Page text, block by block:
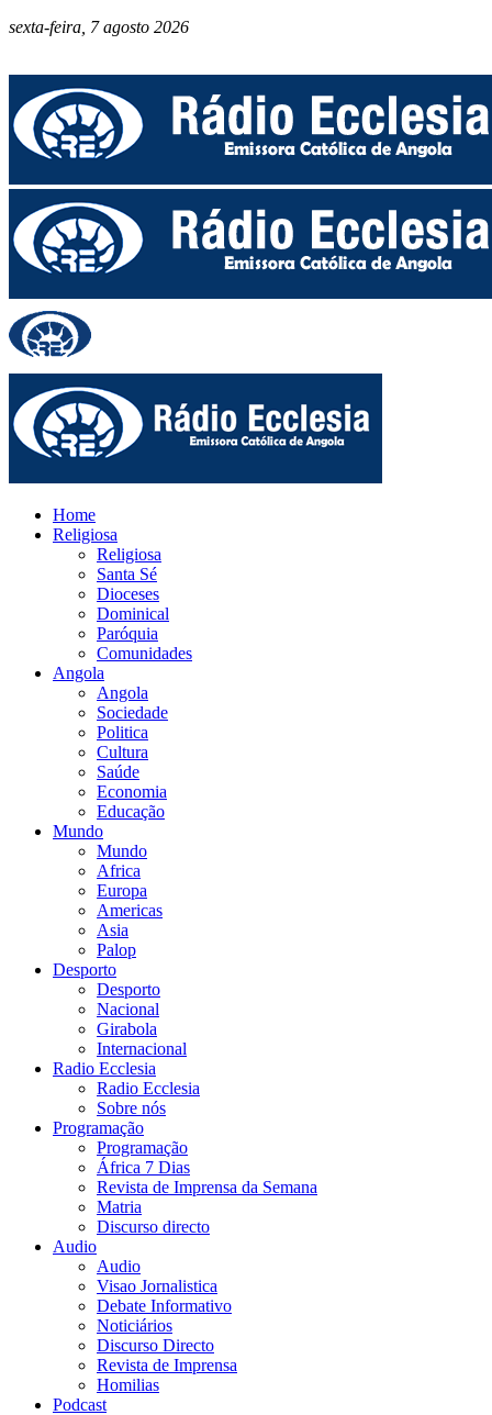
sexta-feira, 7 agosto 2026
Home
Religiosa
Religiosa
Santa Sé
Dioceses
Dominical
Paróquia
Comunidades
Angola
Angola
Sociedade
Politica
Cultura
Saúde
Economia
Educação
Mundo
Mundo
Africa
Europa
Americas
Asia
Palop
Desporto
Desporto
Nacional
Girabola
Internacional
Radio Ecclesia
Radio Ecclesia
Sobre nós
Programação
Programação
África 7 Dias
Revista de Imprensa da Semana
Matria
Discurso directo
Audio
Audio
Visao Jornalistica
Debate Informativo
Noticiários
Discurso Directo
Revista de Imprensa
Homilias
Podcast